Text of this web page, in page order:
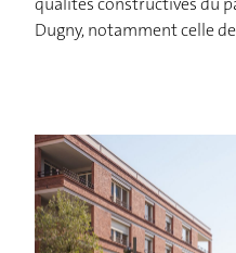
Dugny, notamment celle de